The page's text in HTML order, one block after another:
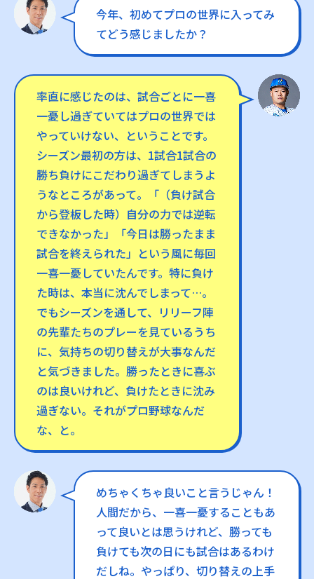
今年、初めてプロの世界に入ってみ
てどう感じましたか？
率直に感じたのは、試合ごとに一喜
一憂し過ぎていてはプロの世界では
やっていけない、ということです。
シーズン最初の方は、1試合1試合の
勝ち負けにこだわり過ぎてしまうよ
うなところがあって。「（負け試合
から登板した時）自分の力では逆転
できなかった」「今日は勝ったまま
試合を終えられた」という風に毎回
一喜一憂していたんです。特に負け
た時は、本当に沈んでしまって…。
でもシーズンを通して、リリーフ陣
の先輩たちのプレーを見ているうち
に、気持ちの切り替えが大事なんだ
と気づきました。勝ったときに喜ぶ
のは良いけれど、負けたときに沈み
過ぎない。それがプロ野球なんだ
な、と。
めちゃくちゃ良いこと言うじゃん！
人間だから、一喜一憂することもあ
って良いとは思うけれど、勝っても
負けても次の日にも試合はあるわけ
だしね。やっぱり、切り替えの上手